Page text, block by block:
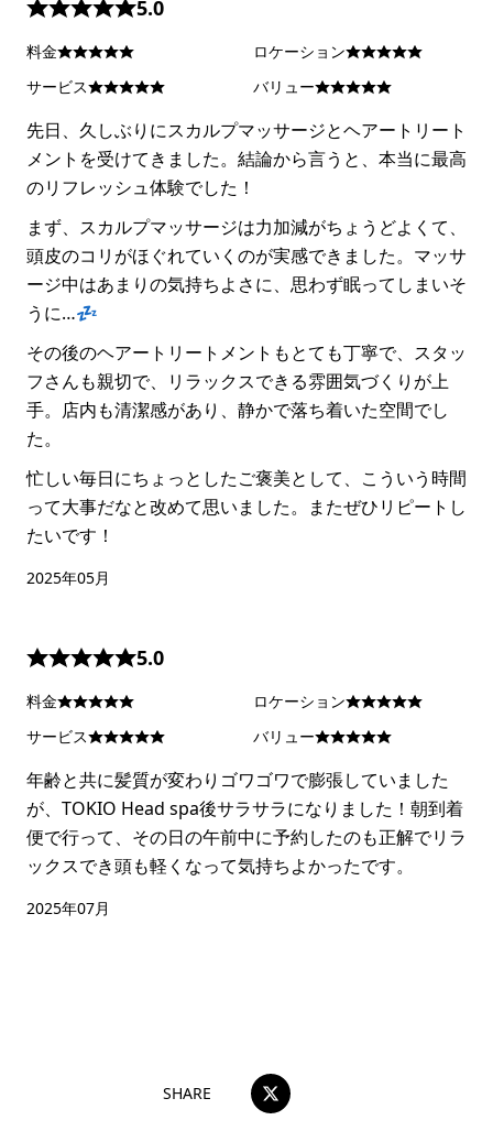
5.0
料金
ロケーション
サービス
バリュー
先日、久しぶりにスカルプマッサージとヘアートリート
メントを受けてきました。結論から言うと、本当に最高
のリフレッシュ体験でした！
まず、スカルプマッサージは力加減がちょうどよくて、
頭皮のコリがほぐれていくのが実感できました。マッサ
ージ中はあまりの気持ちよさに、思わず眠ってしまいそ
うに…💤
その後のヘアートリートメントもとても丁寧で、スタッ
フさんも親切で、リラックスできる雰囲気づくりが上
手。店内も清潔感があり、静かで落ち着いた空間でし
た。
忙しい毎日にちょっとしたご褒美として、こういう時間
って大事だなと改めて思いました。またぜひリピートし
たいです！
2025年05月
5.0
料金
ロケーション
サービス
バリュー
年齢と共に髪質が変わりゴワゴワで膨張していました
が、TOKIO Head spa後サラサラになりました！朝到着
便で行って、その日の午前中に予約したのも正解でリラ
ックスでき頭も軽くなって気持ちよかったです。
2025年07月
SHARE